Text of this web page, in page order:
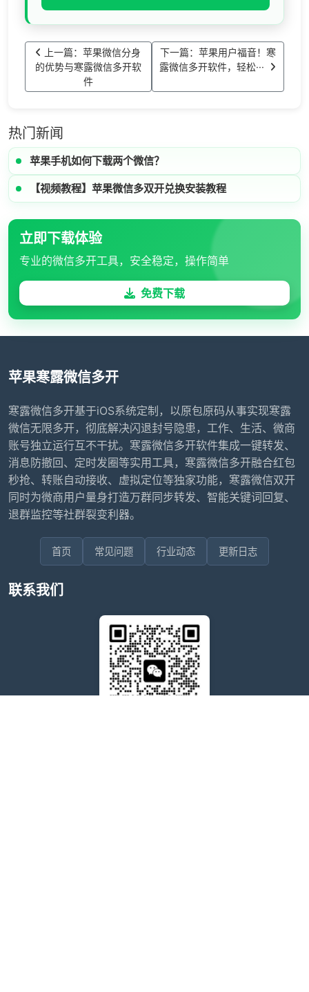
上一篇：苹果微信分身
的优势与寒露微信多开软
件
下一篇：苹果用户福音！寒
露微信多开软件，轻松···
热门新闻
苹果手机如何下载两个微信？
【视频教程】苹果微信多双开兑换安装教程
立即下载体验
专业的微信多开工具，安全稳定，操作简单
免费下载
苹果寒露微信多开
寒露微信多开基于iOS系统定制，以原包原码从事实现寒露
微信无限多开，彻底解决闪退封号隐患，工作、生活、微商
账号独立运行互不干扰。寒露微信多开软件集成一键转发、
消息防撤回、定时发圈等实用工具，寒露微信多开融合红包
秒抢、转账自动接收、虚拟定位等独家功能，寒露微信双开
同时为微商用户量身打造万群同步转发、智能关键词回复、
退群监控等社群裂变利器。
首页 常见问题 行业动态 更新日志
联系我们